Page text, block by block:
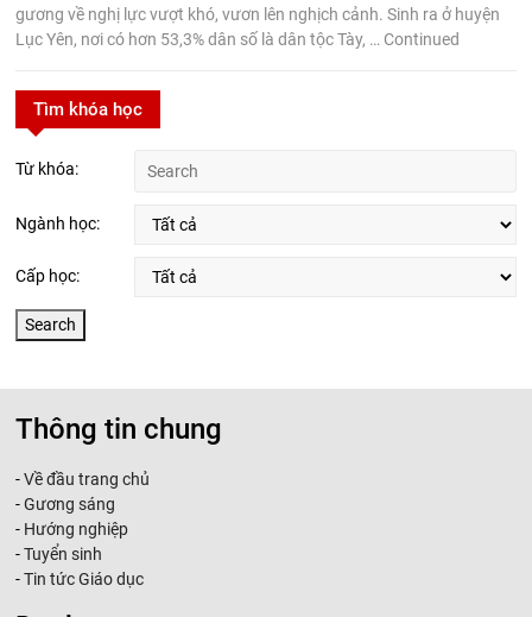
gương về nghị lực vượt khó, vươn lên nghịch cảnh. Sinh ra ở huyện
Lục Yên, nơi có hơn 53,3% dân số là dân tộc Tày, … Continued
Tìm khóa học
Từ khóa:
Ngành học:
Cấp học:
Thông tin chung
-Về đầu trang chủ
-Gương sáng
- Hướng nghiệp
-Tuyển sinh
-Tin tức Giáo dục